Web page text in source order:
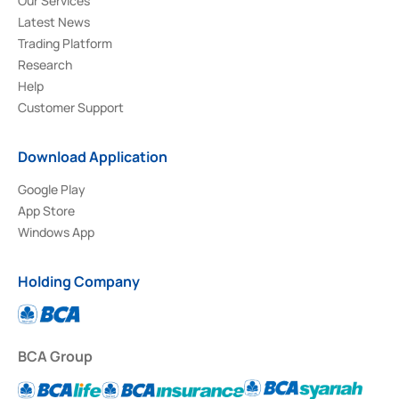
Latest News
Trading Platform
Research
Help
Customer Support
Download Application
Google Play
App Store
Windows App
Holding Company
BCA Group